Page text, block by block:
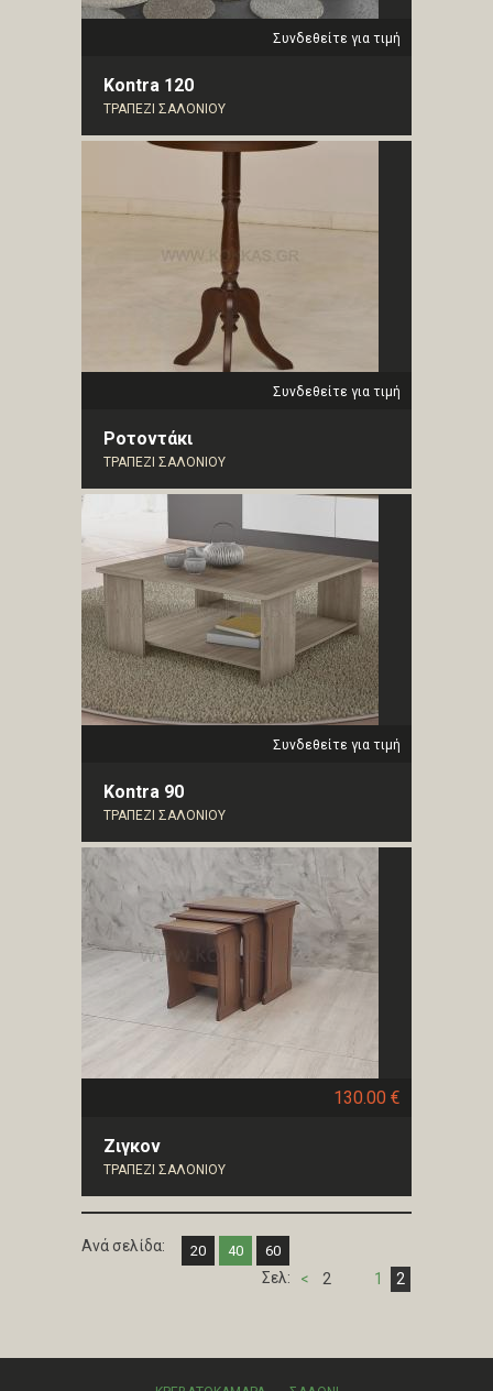
Συνδεθείτε για τιμή
Kontra 120
ΤΡΑΠΕΖΙ ΣΑΛΟΝΙΟΥ
Συνδεθείτε για τιμή
Ροτοντάκι
ΤΡΑΠΕΖΙ ΣΑΛΟΝΙΟΥ
Συνδεθείτε για τιμή
Kontra 90
ΤΡΑΠΕΖΙ ΣΑΛΟΝΙΟΥ
130.00 €
Ζιγκον
ΤΡΑΠΕΖΙ ΣΑΛΟΝΙΟΥ
Ανά σελίδα: 20 40 60
Σελ: < 2 1 2